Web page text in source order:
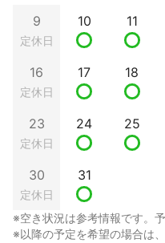
9
定休日
10 11
16
定休日
17 18
23
定休日
24 25
30
定休日
31
※空き状況は参考情報です。
※以降の予定を希望の場合は